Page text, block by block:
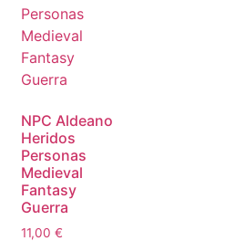
NPC Aldeano
Heridos
Personas
Medieval
Fantasy
Guerra
11,00 €